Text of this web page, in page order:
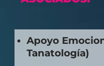
Apoyo
Tanatología)